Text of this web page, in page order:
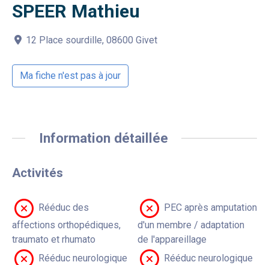
SPEER Mathieu
12 Place sourdille, 08600 Givet
Ma fiche n'est pas à jour
Information détaillée
Activités
Rééduc des
affections orthopédiques,
traumato et rhumato
PEC après amputation
d'un membre / adaptation
de l'appareillage
Rééduc neurologique
Rééduc neurologique